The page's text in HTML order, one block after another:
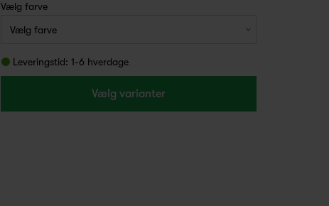
Vælg farve
Leveringstid: 1-6 hverdage
Vælg varianter